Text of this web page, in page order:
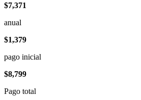
$7,371
anual
$1,379
pago inicial
$8,799
Pago total